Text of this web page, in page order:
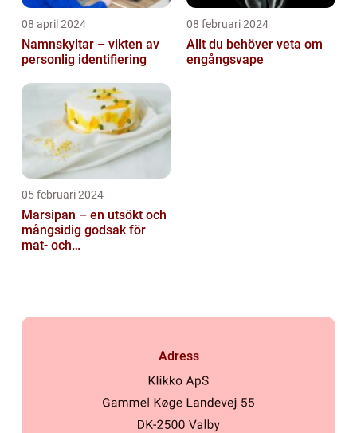
08 april 2024
Namnskyltar – vikten av
personlig identifiering
08 februari 2024
Allt du behöver veta om
engångsvape
05 februari 2024
Marsipan – en utsökt och
mångsidig godsak för
mat- och
Adress